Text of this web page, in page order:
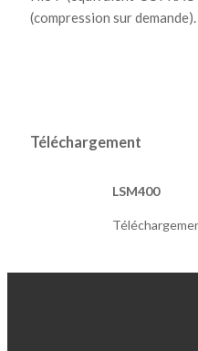
(compression sur demande).
Téléchargement
LSM400